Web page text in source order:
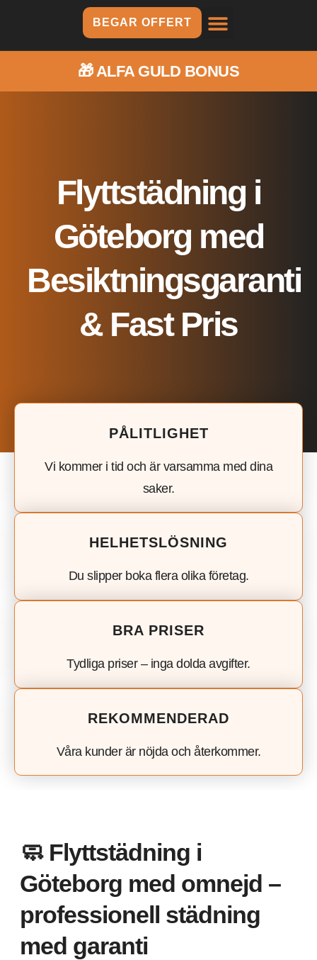
BEGAR OFFERT
🎁ALFA GULD BONUS
Flyttstädning i
Göteborg med
Besiktningsgaranti
& Fast Pris
PÅLITLIGHET
Vi kommer i tid och är varsamma med dina
saker.
HELHETSLÖSNING
Du slipper boka flera olika företag.
BRA PRISER
Tydliga priser – inga dolda avgifter.
REKOMMENDERAD
Våra kunder är nöjda och återkommer.
🧼 Flyttstädning i
Göteborg med omnejd –
professionell städning
med garanti